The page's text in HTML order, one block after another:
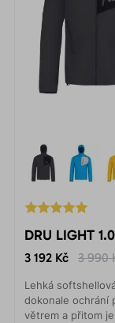
DRU LIGHT 1.0
3 192 Kč 3 990
Lehká
dokonale ochrání
větrem a přitom